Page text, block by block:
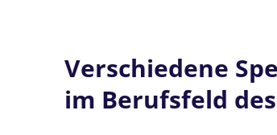
Verschiedene
im Berufsfeld